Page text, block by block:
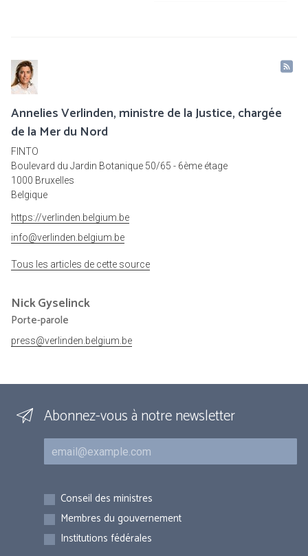
Annelies Verlinden, ministre de la Justice, chargée
de la Mer du Nord
FINTO
Boulevard du Jardin Botanique 50/65 - 6ème étage
1000 Bruxelles
Belgique
https://verlinden.belgium.be
info@verlinden.belgium.be
Tous les articles de cette source
NickGyselinck
Porte-parole
press@verlinden.belgium.be
Abonnez-vous à notre newsletter
Courriel
Inscriptions
Conseil des ministres
Membres du gouvernement
Institutions fédérales